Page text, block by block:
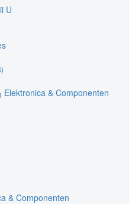
U
Elektronica & Componenten
& Componenten